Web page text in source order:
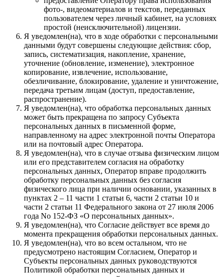
фото-, видеоматериалов и текстов, переданных
пользователем через личный кабинет, на условиях
простой (неисключительной) лицензии.
Я уведомлен(на), что в ходе обработки с персональными
данными будут совершены следующие действия: сбор,
запись, систематизация, накопление, хранение,
уточнение (обновление, изменение), электронное
копирование, извлечение, использование,
обезличивание, блокирование, удаление и уничтожение,
передача третьим лицам (доступ, предоставление,
распространение).
Я уведомлен(на), что обработка персональных данных
может быть прекращена по запросу Субъекта
персональных данных в письменной форме,
направленному на адрес электронной почты Оператора
или на почтовый адрес Оператора.
Я уведомлен(на), что в случае отзыва физическим лицом
или его представителем согласия на обработку
персональных данных, Оператор вправе продолжить
обработку персональных данных без согласия
физического лица при наличии основании, указанных в
пунктах 2 – 11 части 1 статьи 6, части 2 статьи 10 и
части 2 статьи 11 Федерального закона от 27 июля 2006
года No 152-ФЗ «О персональных данных».
Я уведомлен(на), что Согласие действует все время до
момента прекращения обработки персональных данных.
Я уведомлен(на), что во всем остальном, что не
предусмотрено настоящим Согласием, Оператор и
Субъекты персональных данных руководствуются
Политикой обработки персональных данных и